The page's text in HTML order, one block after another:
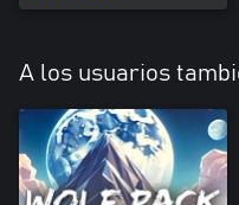
A los usuarios